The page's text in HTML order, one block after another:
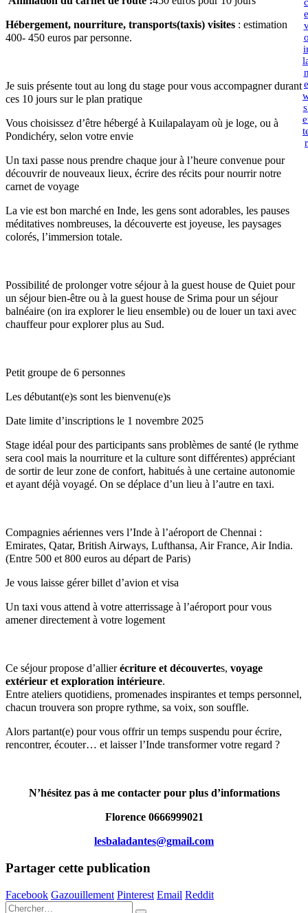
Hébergement, nourriture, transports(taxis) visites : estimation
400- 450 euros par personne.
Je suis présente tout au long du stage pour vous accompagner durant
ces 10 jours sur le plan pratique
Vous choisissez d’être hébergé à Kuilapalayam où je loge, ou à
Pondichéry, selon votre envie
Un taxi passe nous prendre chaque jour à l’heure convenue pour
découvrir de nouveaux lieux, écrire des récits pour nourrir notre
carnet de voyage
La vie est bon marché en Inde, les gens sont adorables, les pauses
méditatives nombreuses, la découverte est joyeuse, les paysages
colorés, l’immersion totale.
Possibilité de prolonger votre séjour à la guest house de Quiet pour
un séjour bien-être ou à la guest house de Srima pour un séjour
balnéaire (on ira explorer le lieu ensemble) ou de louer un taxi avec
chauffeur pour explorer plus au Sud.
Petit groupe de 6 personnes
Les débutant(e)s sont les bienvenu(e)s
Date limite d’inscriptions le 1 novembre 2025
Stage idéal pour des participants sans problèmes de santé (le rythme
sera cool mais la nourriture et la culture sont différentes) appréciant
de sortir de leur zone de confort, habitués à une certaine autonomie
et ayant déjà voyagé. On se déplace d’un lieu à l’autre en taxi.
Compagnies aériennes vers l’Inde à l’aéroport de Chennai :
Emirates, Qatar, British Airways, Lufthansa, Air France, Air India.
(Entre 500 et 800 euros au départ de Paris)
Je vous laisse gérer billet d’avion et visa
Un taxi vous attend à votre atterrissage à l’aéroport pour vous
amener directement à votre logement
Ce séjour propose d’allierécriture et découvertes, voyage
extérieur et exploration intérieure.
Entre ateliers quotidiens, promenades inspirantes et temps personnel,
chacun trouvera son propre rythme, sa voix, son souffle.
Alors partant(e) pour vous offrir un temps suspendu pour écrire,
rencontrer, écouter… et laisser l’Inde transformer votre regard ?
N’hésitez pas à me contacter pour plus d’informations
Florence 0666999021
lesbaladantes@gmail.com
Partager cette publication
Facebook Gazouillement Pinterest Email Reddit
e
e
r